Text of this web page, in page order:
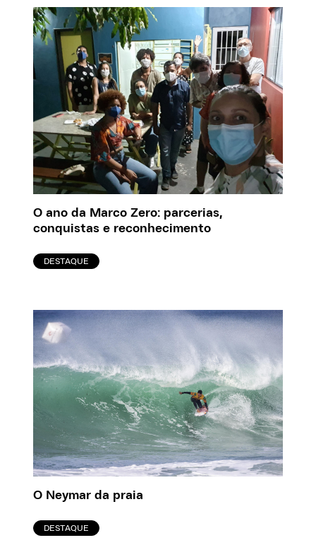
O ano da Marco Zero: parcerias,
conquistas e reconhecimento
DESTAQUE
O Neymar da praia
DESTAQUE